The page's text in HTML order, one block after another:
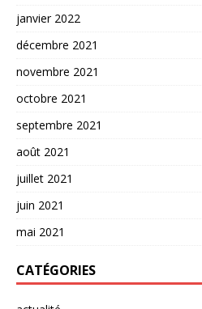
janvier 2022
décembre 2021
novembre 2021
octobre 2021
septembre 2021
août 2021
juillet 2021
juin 2021
mai 2021
CATÉGORIES